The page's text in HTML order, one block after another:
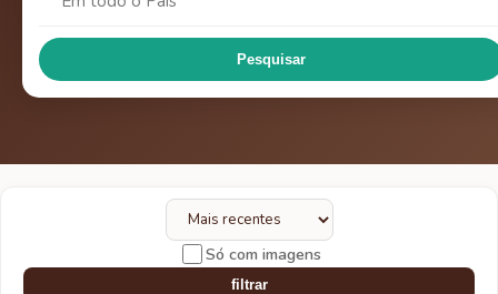
Pesquisar
Só com imagens
filtrar